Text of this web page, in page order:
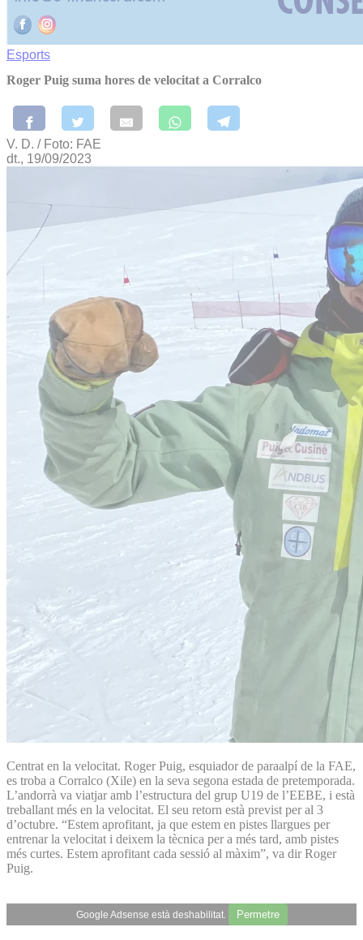
Esports
Roger Puig suma hores de velocitat a Corralco
V. D. / Foto: FAE
dt., 19/09/2023
Centrat en la velocitat. Roger Puig, esquiador de paraalpí de la FAE,
es troba a Corralco (Xile) en la seva segona estada de pretemporada.
L’andorrà va viatjar amb l’estructura del grup U19 de l’EEBE, i està
treballant més en la velocitat. El seu retorn està previst per al 3
d’octubre. “Estem aprofitant, ja que estem en pistes llargues per
entrenar la velocitat i deixem la tècnica per a més tard, amb pistes
més curtes. Estem aprofitant cada sessió al màxim”, va dir Roger
Puig.
Google Adsense està deshabilitat. Permetre